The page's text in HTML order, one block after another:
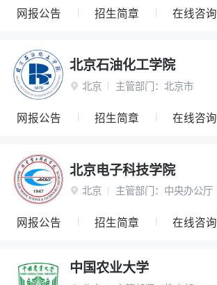
网报公告 招生简章 在线咨询
北京石油化工学院
 北京 主管部门： 北京市
网报公告 招生简章 在线咨询
北京电子科技学院
 北京 主管部门： 中央办公厅
网报公告 招生简章 在线咨询
中国农业大学